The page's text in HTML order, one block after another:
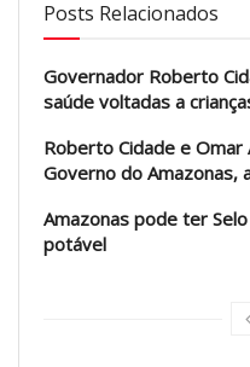
Posts Relacionados
Governador Roberto
saúde voltadas a
Roberto Cidade e
Governo do Amazonas,
Amazonas pode ter
potável